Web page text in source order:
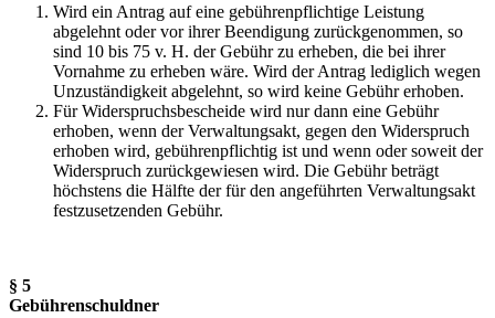
Wird ein Antrag auf eine gebührenpflichtige Leistung
abgelehnt oder vor ihrer Beendigung zurückgenommen, so
sind 10 bis 75 v. H. der Gebühr zu erheben, die bei ihrer
Vornahme zu erheben wäre. Wird der Antrag lediglich wegen
Unzuständigkeit abgelehnt, so wird keine Gebühr erhoben.
Für Widerspruchsbescheide wird nur dann eine Gebühr
erhoben, wenn der Verwaltungsakt, gegen den Widerspruch
erhoben wird, gebührenpflichtig ist und wenn oder soweit der
Widerspruch zurückgewiesen wird. Die Gebühr beträgt
höchstens die Hälfte der für den angeführten Verwaltungsakt
festzusetzenden Gebühr.
§ 5
Gebührenschuldner